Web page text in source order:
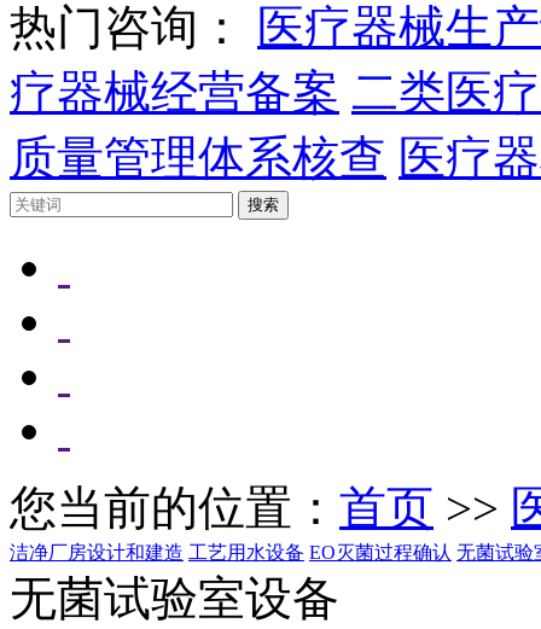
热门咨询：
医疗器械生
疗器械经营备案 二类医
质量管理体系核查 医疗
您当前的位置： 首页 >>
洁净厂房设计和建造 工艺用水设备 EO灭菌过程确认 无菌试验
无菌试验室设备